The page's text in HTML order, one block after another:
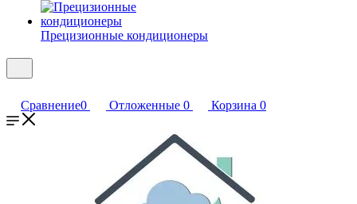
Прецизионные кондиционеры
Сравнение0 Отложенные 0 Корзина 0